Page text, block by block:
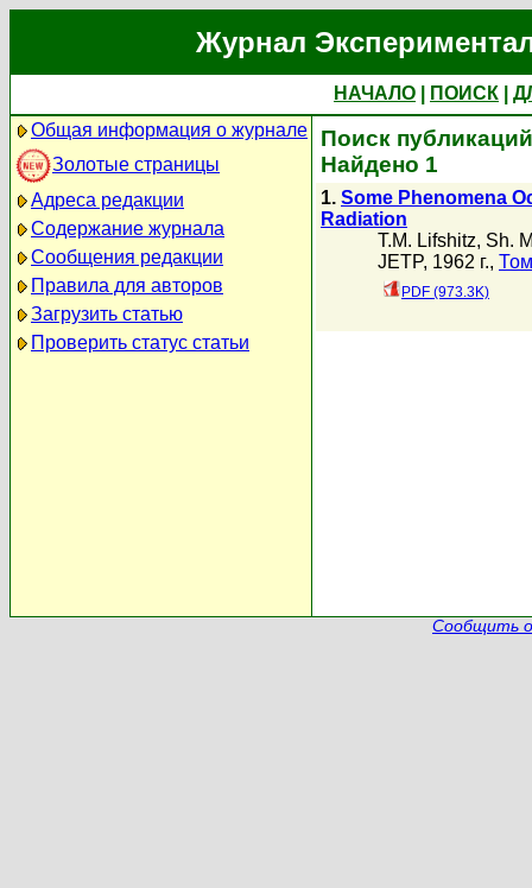
Журнал
НАЧАЛО ПОИСК
Общая информация о журнале
Золотые страницы
Адреса редакции
Содержание журнала
Сообщения редакции
Правила для авторов
Загрузить статью
Проверить статус статьи
Поиск
Найдено 1
1. Some Phenomena
Radiation
T.M. Lifshitz, Sh.
JETP, 1962 г.,
PDF (973.3K)
Сообщить о